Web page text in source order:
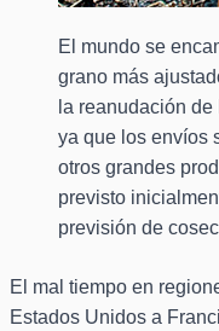
El mundo se
grano más
la reanudación
ya que los envíos
otros grandes
previsto
previsión de
El mal tiempo en
Estados Unidos a